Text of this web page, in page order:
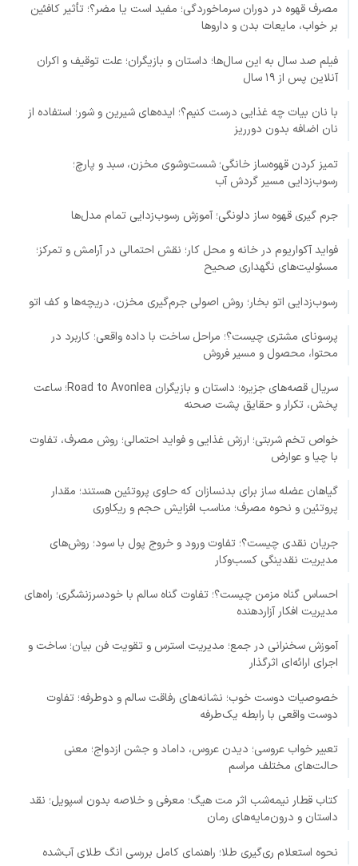
مصرف قهوه در دوران سرماخوردگی؛ مفید است یا مضر؟؛ تأثیر کافئین
بر خواب، مایعات بدن و داروها
فیلم صد سال به این سال‌ها؛ داستان و بازیگران؛ علت توقیف و اکران
آنلاین پس از ۱۹ سال
با نان بیات چه غذایی درست کنیم؟؛ ایده‌های شیرین و شور؛ استفاده از
نان اضافه بدون دورریز
تمیز کردن قهوه‌ساز خانگی؛ شست‌وشوی مخزن، سبد و پارچ؛
رسوب‌زدایی مسیر گردش آب
جرم گیری قهوه ساز دلونگی؛ آموزش رسوب‌زدایی تمام مدل‌ها
فواید آکواریوم در خانه و محل کار؛ نقش احتمالی در آرامش و تمرکز؛
مسئولیت‌های نگهداری صحیح
رسوب‌زدایی اتو بخار؛ روش اصولی جرم‌گیری مخزن، دریچه‌ها و کف اتو
پرسونای مشتری چیست؟؛ مراحل ساخت با داده واقعی؛ کاربرد در
محتوا، محصول و مسیر فروش
سریال قصه‌های جزیره؛ داستان و بازیگران Road to Avonlea؛ ساعت
پخش، تکرار و حقایق پشت صحنه
خواص تخم شربتی؛ ارزش غذایی و فواید احتمالی؛ روش مصرف، تفاوت
با چیا و عوارض
گیاهان عضله ساز برای بدنسازان که حاوی پروتئین هستند؛ مقدار
پروتئین و نحوه مصرف؛ مناسب افزایش حجم و ریکاوری
جریان نقدی چیست؟؛ تفاوت ورود و خروج پول با سود؛ روش‌های
مدیریت نقدینگی کسب‌وکار
احساس گناه مزمن چیست؟؛ تفاوت گناه سالم با خودسرزنشگری؛ راه‌های
مدیریت افکار آزاردهنده
آموزش سخنرانی در جمع؛ مدیریت استرس و تقویت فن بیان؛ ساخت و
اجرای ارائه‌ای اثرگذار
خصوصیات دوست خوب؛ نشانه‌های رفاقت سالم و دوطرفه؛ تفاوت
دوست واقعی با رابطه یک‌طرفه
تعبیر خواب عروسی؛ دیدن عروس، داماد و جشن ازدواج؛ معنی
حالت‌های مختلف مراسم
کتاب قطار نیمه‌شب اثر مت هیگ؛ معرفی و خلاصه بدون اسپویل؛ نقد
داستان و درون‌مایه‌های رمان
نحوه استعلام ری‌گیری طلا؛ راهنمای کامل بررسی انگ طلای آب‌شده